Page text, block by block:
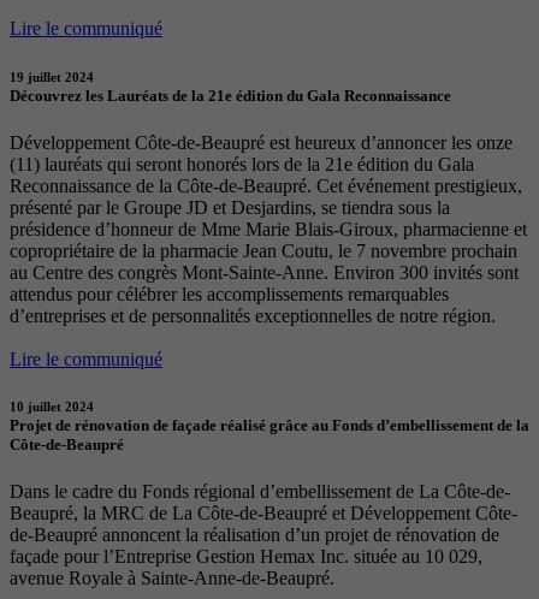
Lire le communiqué
19 juillet 2024
Découvrez les Lauréats de la 21e édition du Gala Reconnaissance
Développement Côte-de-Beaupré est heureux d’annoncer les onze
(11) lauréats qui seront honorés lors de la 21e édition du Gala
Reconnaissance de la Côte-de-Beaupré. Cet événement prestigieux,
présenté par le Groupe JD et Desjardins, se tiendra sous la
présidence d’honneur de Mme Marie Blais-Giroux, pharmacienne et
copropriétaire de la pharmacie Jean Coutu, le 7 novembre prochain
au Centre des congrès Mont-Sainte-Anne. Environ 300 invités sont
attendus pour célébrer les accomplissements remarquables
d’entreprises et de personnalités exceptionnelles de notre région.
Lire le communiqué
10 juillet 2024
Projet de rénovation de façade réalisé grâce au Fonds d’embellissement de la
Côte-de-Beaupré
Dans le cadre du Fonds régional d’embellissement de La Côte-de-
Beaupré, la MRC de La Côte-de-Beaupré et Développement Côte-
de-Beaupré annoncent la réalisation d’un projet de rénovation de
façade pour l’Entreprise Gestion Hemax Inc. située au 10 029,
avenue Royale à Sainte-Anne-de-Beaupré.